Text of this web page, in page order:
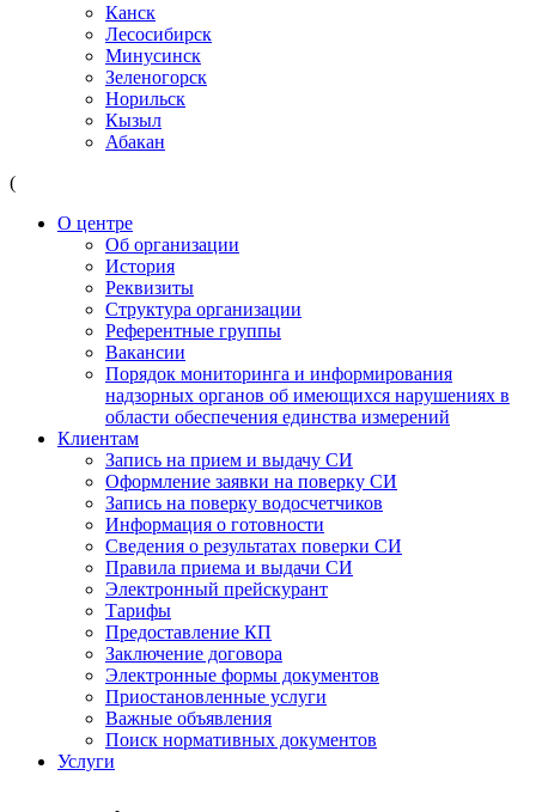
Канск
Лесосибирск
Минусинск
Зеленогорск
Норильск
Кызыл
Абакан
(
О центре
Об организации
История
Реквизиты
Структура организации
Референтные группы
Вакансии
Порядок мониторинга и информирования
надзорных органов об имеющихся нарушениях в
области обеспечения единства измерений
Клиентам
Запись на прием и выдачу СИ
Оформление заявки на поверку СИ
Запись на поверку водосчетчиков
Информация о готовности
Сведения о результатах поверки СИ
Правила приема и выдачи СИ
Электронный прейскурант
Тарифы
Предоставление КП
Заключение договора
Электронные формы документов
Приостановленные услуги
Важные объявления
Поиск нормативных документов
Услуги